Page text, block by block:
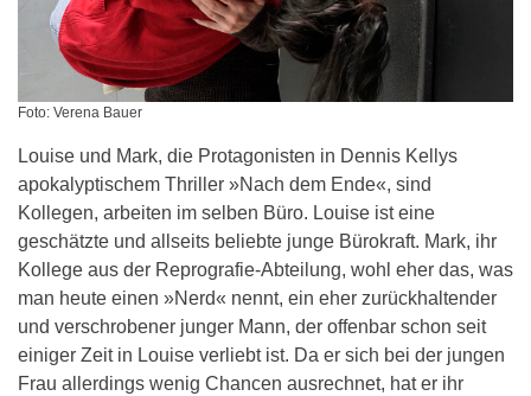
Foto: Verena Bauer
Louise und Mark, die Protagonisten in Dennis Kellys
apokalyptischem Thriller »Nach dem Ende«, sind
Kollegen, arbeiten im selben Büro. Louise ist eine
geschätzte und allseits beliebte junge Bürokraft. Mark, ihr
Kollege aus der Reprografie-Abteilung, wohl eher das, was
man heute einen »Nerd« nennt, ein eher zurückhaltender
und verschrobener junger Mann, der offenbar schon seit
einiger Zeit in Louise verliebt ist. Da er sich bei der jungen
Frau allerdings wenig Chancen ausrechnet, hat er ihr